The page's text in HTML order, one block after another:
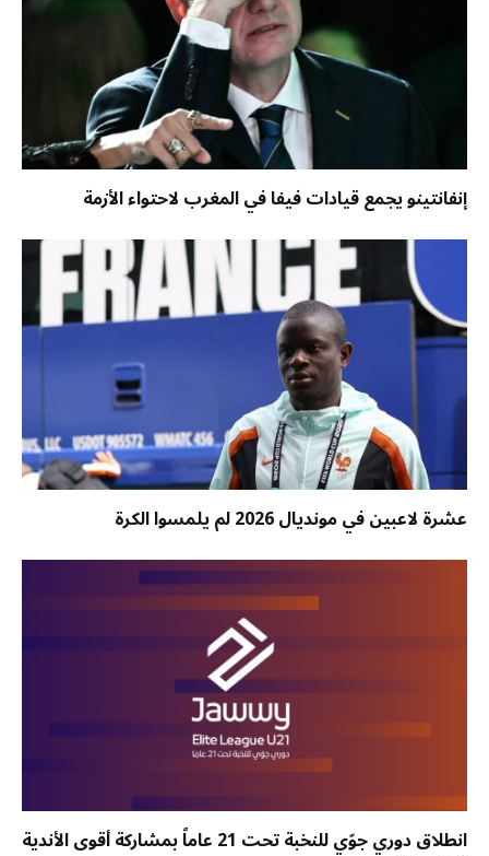
إنفانتينو يجمع قيادات فيفا في المغرب لاحتواء الأزمة
عشرة لاعبين في مونديال 2026 لم يلمسوا الكرة
انطلاق دوري جوّي للنخبة تحت 21 عاماً بمشاركة أقوى الأندية